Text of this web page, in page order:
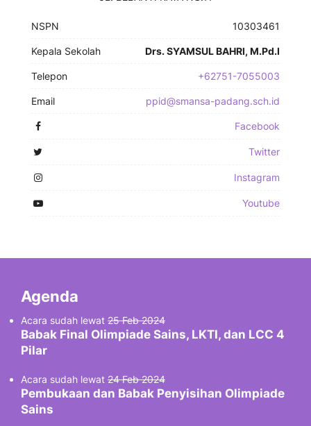
NSPN 10303461
Kepala Sekolah Drs. SYAMSUL BAHRI, M.Pd.I
Telepon +62751-7055003
Email ppid@smansa-padang.sch.id
Facebook
Twitter
Instagram
Youtube
Agenda
Acara sudah lewat 25 Feb 2024
Babak Final Olimpiade Sains, LKTI, dan LCC 4
Pilar
Acara sudah lewat 24 Feb 2024
Pembukaan dan Babak Penyisihan Olimpiade
Sains